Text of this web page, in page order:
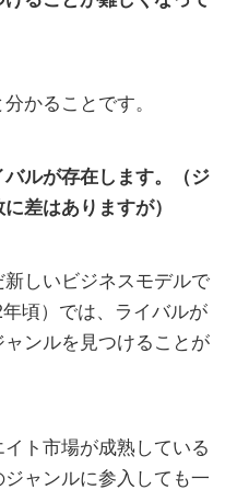
かることです。
ルが存在します。（ジ
差はありますが）
しいビジネスモデルで
頃）では、ライバルが
ンルを見つけることが
ト市場が成熟している
ャンルに参入しても一